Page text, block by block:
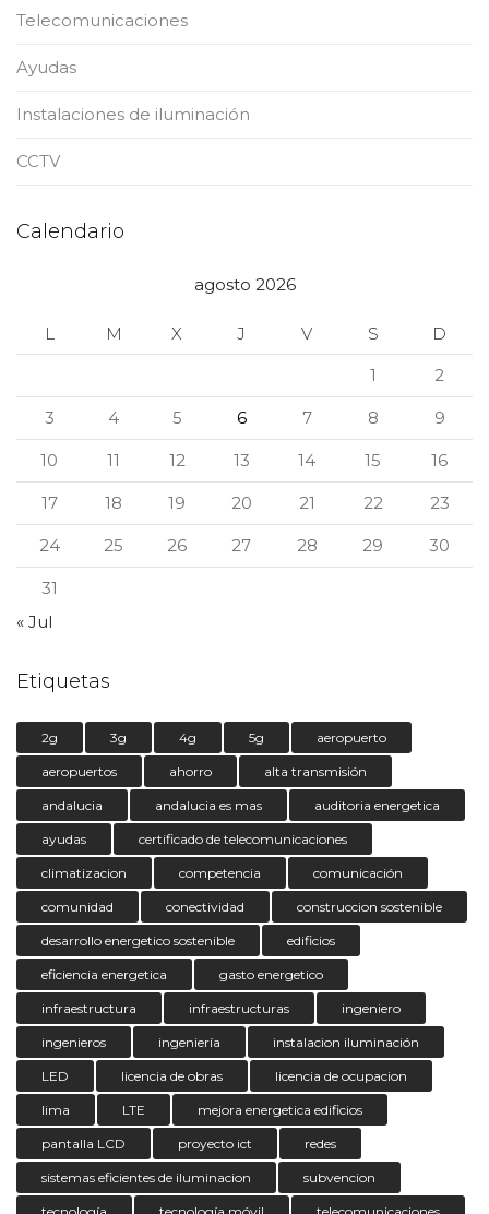
Telecomunicaciones
Ayudas
Instalaciones de iluminación
CCTV
Calendario
agosto 2026
L M X J V S
D
1
2
3 4 5 6 7 8 9
10 11 12 13 14 15 16
17 18 19 20 21 22 23
24 25 26 27 28 29 30
31
« Jul
Etiquetas
2g 3g 4g 5g aeropuerto
aeropuertos ahorro alta transmisión
andalucia andalucia es mas auditoria energetica
ayudas certificado de telecomunicaciones
climatizacion competencia comunicación
comunidad conectividad construccion sostenible
desarrollo energetico sostenible edificios
eficiencia energetica gasto energetico
infraestructura infraestructuras ingeniero
ingenieros ingeniería instalacion iluminación
LED licencia de obras licencia de ocupacion
lima LTE mejora energetica edificios
pantalla LCD proyecto ict redes
sistemas eficientes de iluminacion subvencion